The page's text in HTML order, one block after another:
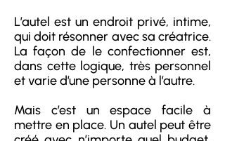
L’autel est un endroit privé, intime,
qui doit résonner avec sa créatrice.
La façon de le confectionner est,
dans cette logique, très personnel
et varie d’une personne à l’autre.
Mais c’est un espace facile à
mettre en place. Un autel peut être